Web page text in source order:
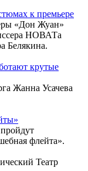
к премьере
«Дон Жуан»
НОВАТа
Белякина.
крутые
Жанна Усачева
флейта».
Театр